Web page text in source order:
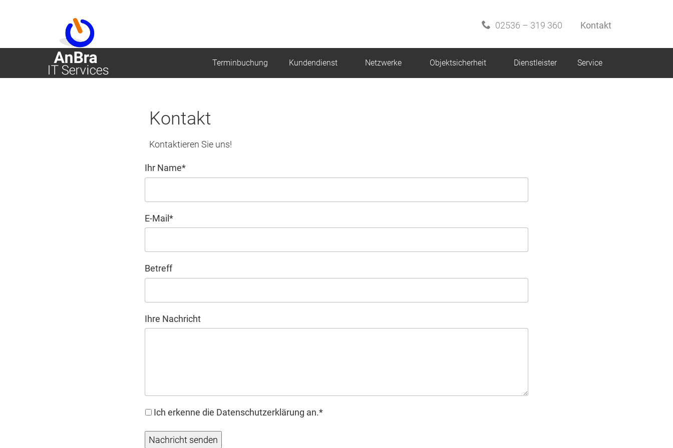
02536 – 319 360 Kontakt
Terminbuchung Kundendienst Netzwerke Objektsicherheit Dienstleister Service
Kontakt
Kontaktieren Sie uns!
Ihr Name*
E-Mail*
Betreff
Ihre Nachricht
Ich erkenne die Datenschutzerklärung an.*
Nachricht senden